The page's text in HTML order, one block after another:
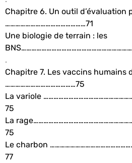
Chapitre 6. Un outil d’évaluation
…………………………………………71
Une biologie de terrain : les
.
Chapitre 7. Les vaccins humains
……………………………………75
La variole
75
La
75
Le charbon
77